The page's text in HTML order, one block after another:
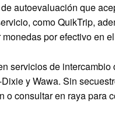
autoevaluación que
como QuikTrip,
por efectivo en
servicios de
y Wawa. Sin
o consultar en raya para